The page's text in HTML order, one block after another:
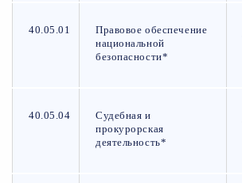
40.05.01
Правовое обеспечение
национальной
безопасности*
40.05.04
Судебная и
прокурорская
деятельность*